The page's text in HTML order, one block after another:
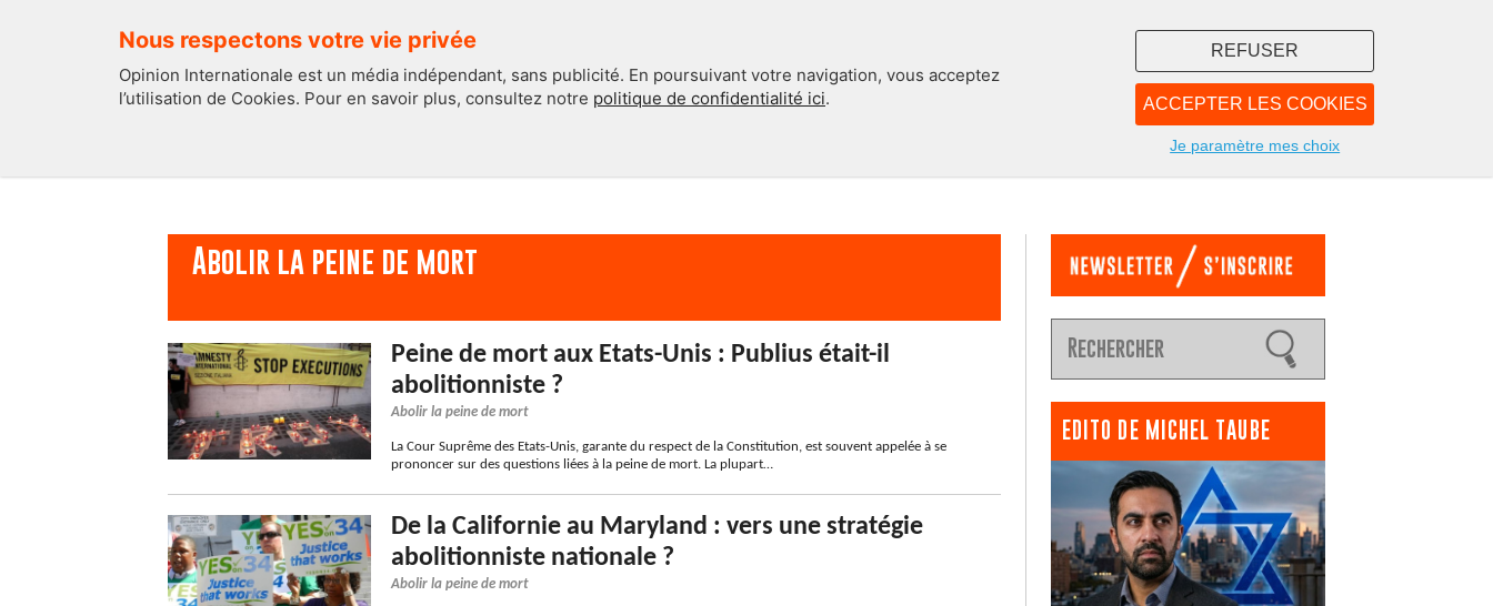
Nous respectons votre vie privée
Opinion Internationale est un média indépendant, sans publicité. En poursuivant votre navigation, vous acceptez
l’utilisation de Cookies. Pour en savoir plus, consultez notre politique de confidentialité ici. ACCEPTER LES COOKIES
REFUSER
Je paramètre mes choix
NOUS
Abolir la peine de mort
Peine de mort aux Etats-Unis : Publius était-il
abolitionniste ?
Abolir la peine de mort
La Cour Suprême des Etats-Unis, garante du respect de la Constitution, est souvent appelée à se
prononcer sur des questions liées à la peine de mort. La plupart…
De la Californie au Maryland : vers une stratégie
abolitionniste nationale ?
Abolir la peine de mort
EDITO DE MICHEL TAUBE